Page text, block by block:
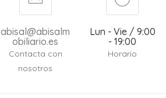
abisal@abisalm
obiliario.es
Contacta con
nosotros
Lun - Vie / 9:00
- 19:00
Horario